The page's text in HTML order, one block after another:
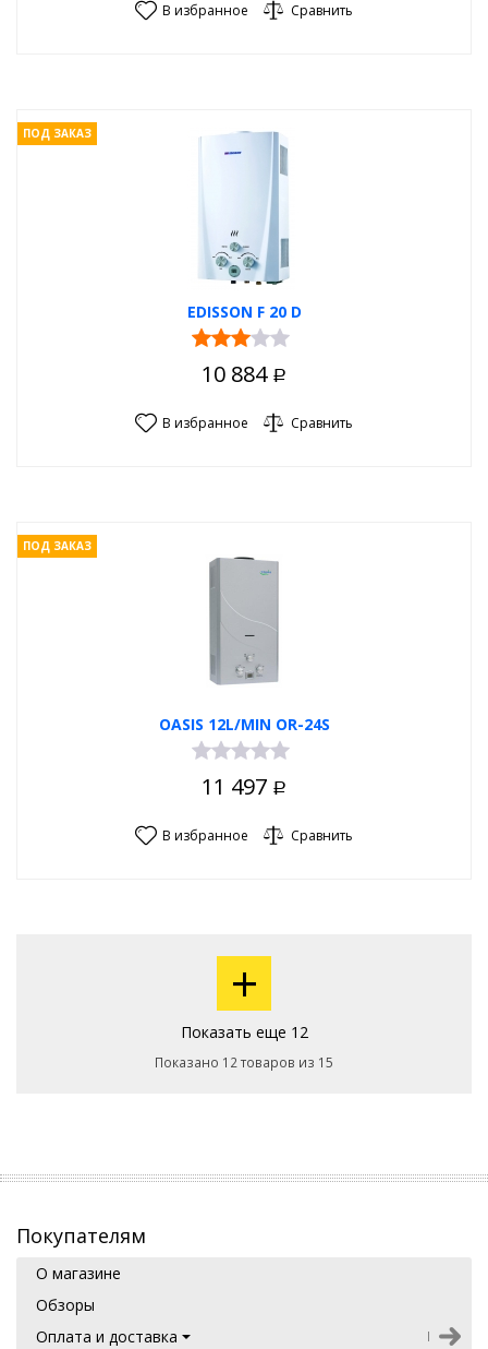
В избранное Сравнить
EDISSON F 20 D
ПОД ЗАКАЗ
10 884 Р
В избранное Сравнить
OASIS 12L/MIN OR-24S
ПОД ЗАКАЗ
11 497 Р
В избранное Сравнить
+
Показать еще 12
Показано 12 товаров из 15
Покупателям
О магазине
Обзоры
Оплата и доставка